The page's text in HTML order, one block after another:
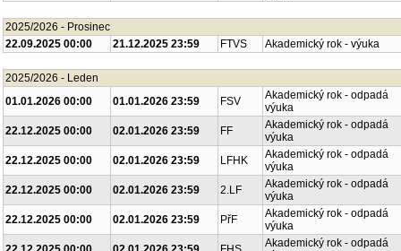
2025/2026 - Prosinec
22.09.2025 00:00
21.12.2025 23:59 FTVS Akademický rok - výuka
2025/2026 - Leden
01.01.2026 00:00
01.01.2026 23:59 FSV
Akademický rok - odpadá
výuka
22.12.2025 00:00
02.01.2026 23:59 FF
Akademický rok - odpadá
výuka
22.12.2025 00:00
02.01.2026 23:59 LFHK
Akademický rok - odpadá
výuka
22.12.2025 00:00
02.01.2026 23:59 2.LF
Akademický rok - odpadá
výuka
22.12.2025 00:00
02.01.2026 23:59 PřF
Akademický rok - odpadá
výuka
Akademický rok - odpadá